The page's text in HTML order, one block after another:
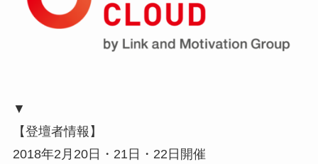
▼
【登壇者情報】
2018年2月20日・21日・22日開催